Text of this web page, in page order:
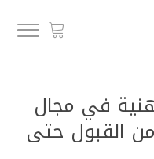
في مجال
القبول حتى